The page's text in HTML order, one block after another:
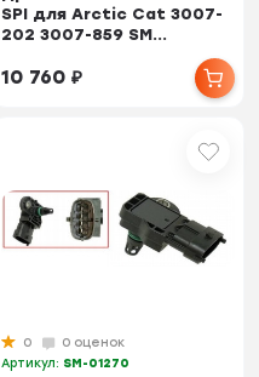
SPI для Arctic Cat 3007-
202 3007-859 SM...
10 760₽
0
0 оценок
Артикул: SM-01270